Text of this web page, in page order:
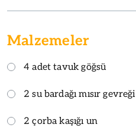
Malzemeler
4 adet tavuk göğsü
2 su bardağı mısır gevreği
2 çorba kaşığı un